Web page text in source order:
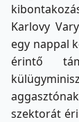
Karlovy
egy nappal
érintő
szektorát